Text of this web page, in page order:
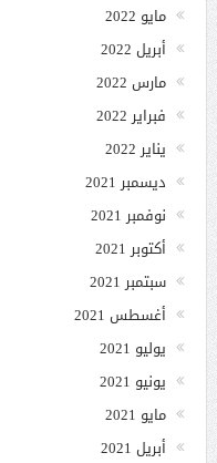
مايو 2022
أبريل 2022
مارس 2022
فبراير 2022
يناير 2022
ديسمبر 2021
نوفمبر 2021
أكتوبر 2021
سبتمبر 2021
أغسطس 2021
يوليو 2021
يونيو 2021
مايو 2021
أبريل 2021